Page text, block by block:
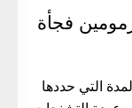
فجأة
التي حددها